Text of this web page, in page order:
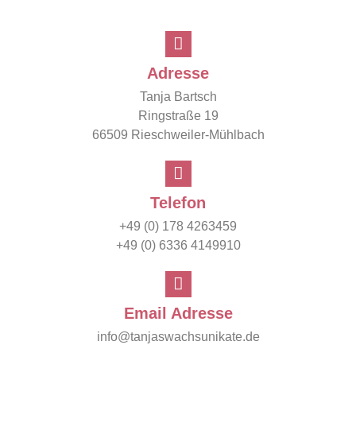
Adresse
Tanja Bartsch
Ringstraße 19
66509 Rieschweiler-Mühlbach
Telefon
+49 (0) 178 4263459
+49 (0) 6336 4149910
Email Adresse
info@tanjaswachsunikate.de